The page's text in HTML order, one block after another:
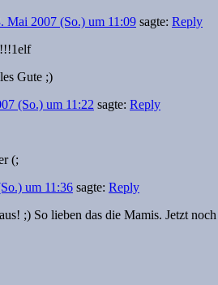
Mai 2007 (So.) um 11:09 sagte: Reply
Gute ;)
(So.) um 11:22 sagte: Reply
(;
um 11:36 sagte: Reply
;) So lieben das die Mamis. Jetzt